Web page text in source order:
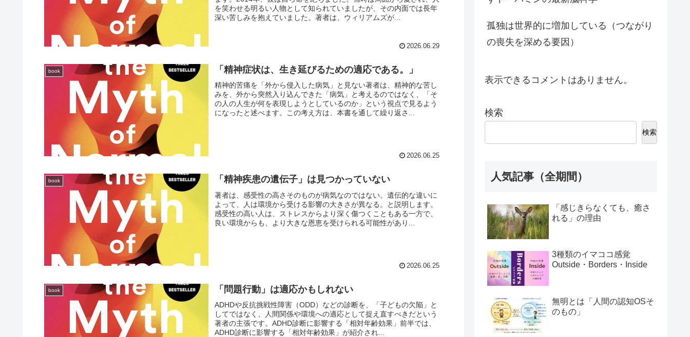
を笑わせる明るい人物として知られていましたが、その内面では長年
深い苦しみを抱えていました。著者は、ウィリアムズが...
2026.06.29
book 「精神症状は、生き延びるための適応である。」
精神的苦痛を「外から侵入した病気」と見ない著者は、精神的な苦し
みを、外から突然入り込んできた「病気」と考えるのではなく、「そ
の人の人生が何を表現しようとしているのか」という視点で見るよう
になったと述べます。この考え方は、本書を通して繰り返さ...
2026.06.25
book 「精神疾患の遺伝子」は見つかっていない
著者は、感受性の高さそのものが病気なのではない。遺伝的な違いに
よって、人は環境から受ける影響の大きさが異なる。と説明します。
感受性の高い人は、ストレスからより深く傷つくこともある一方で、
良い環境からも、より大きな恩恵を受けられる可能性があり...
2026.06.25
book 「問題行動」は適応かもしれない
ADHDや反抗挑戦性障害（ODD）などの診断を、「子どもの欠陥」と
してではなく、人間関係や環境への適応として捉え直すべきだという
著者の主張です。ADHD診断に影響する「相対年齢効果」前半では、
ADHD診断に影響する「相対年齢効果」が紹介され...
孤独は世界的に増加している（つながり
の喪失を深める要因）
表示できるコメントはありません。
検索
検索
人気記事（全期間）
「感じきらなくても、癒さ
れる」の理由
3種類のイマココ感覚
Outside・Borders・Inside
無明とは「人間の認知OSそ
のもの」